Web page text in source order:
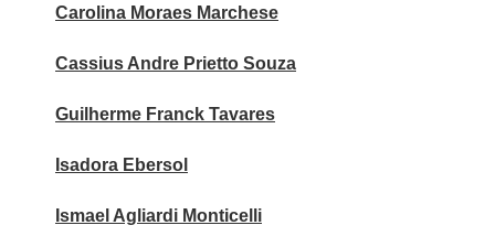
Carolina Moraes Marchese
Cassius Andre Prietto Souza
Guilherme Franck Tavares
Isadora Ebersol
Ismael Agliardi Monticelli